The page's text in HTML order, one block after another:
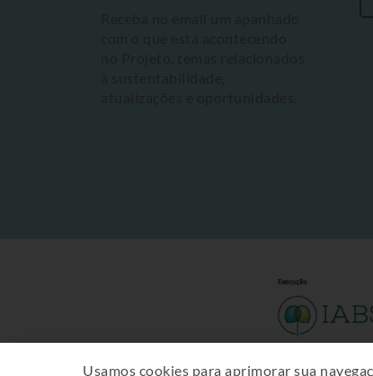
Usamos cookies para aprimorar sua